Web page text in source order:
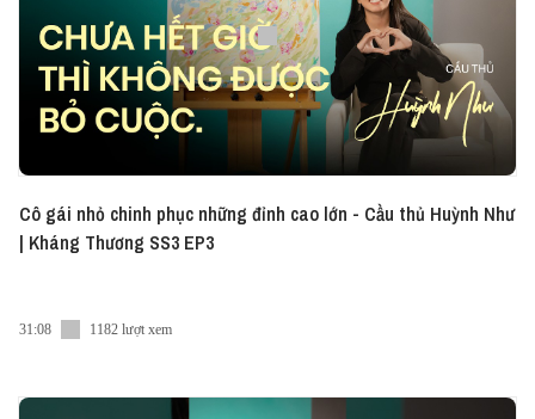
Cô gái nhỏ chinh phục những đỉnh cao lớn - Cầu thủ Huỳnh Như
| Kháng Thương SS3 EP3
31:08 1182 lượt xem